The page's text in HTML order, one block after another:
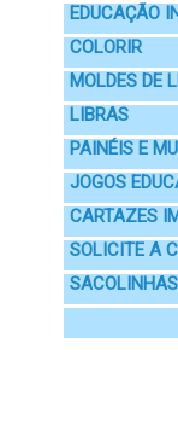
EDUCAÇÃO
COLORIR
MOLDES DE
LIBRAS
PAINÉIS E
JOGOS
CARTAZES
SOLICITE A